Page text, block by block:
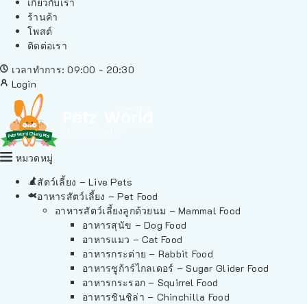
ร้านค้า
โพสต์
ติดต่อเรา
เวลาทำการ: 09:00 - 20:30
Login
หมวดหมู่
สัตว์เลี้ยง – Live Pets
อาหารสัตว์เลี้ยง – Pet Food
อาหารสัตว์เลี้ยงลูกด้วยนม – Mammal Food
อาหารสุนัข – Dog Food
อาหารแมว – Cat Food
อาหารกระต่าย – Rabbit Food
อาหารชูก้าร์ไกลเดอร์ – Sugar Glider Food
อาหารกระรอก – Squirrel Food
อาหารชินชิล่า – Chinchilla Food